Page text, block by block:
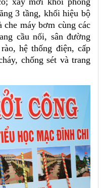
3 tầng, khối hiệu bộ
che máy bơm cùng các
cầu nối, sân đường
hệ thống điện, cấp
chống sét và trang